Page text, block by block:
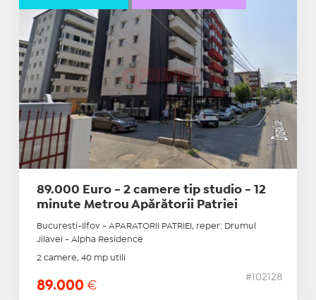
89.000 Euro - 2 camere tip studio - 12
minute Metrou Apărătorii Patriei
Bucuresti-Ilfov - APARATORII PATRIEI, reper: Drumul
Jilavei - Alpha Residence
2 camere, 40 mp utili
89.000 €
#102128